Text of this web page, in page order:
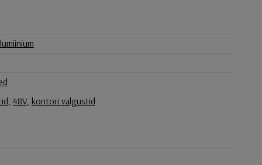
48V, kontori valgustid